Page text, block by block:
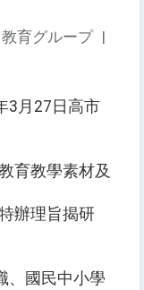
教育グループ |
3月27日高市
育教學素材及
辦理旨揭研
、國民中小學